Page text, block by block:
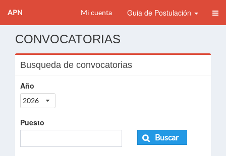
APN Mi cuenta Guia de Postulación
CONVOCATORIAS
Busqueda de convocatorias
Año
2026
Puesto
Buscar